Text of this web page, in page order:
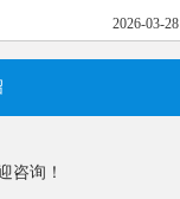
2026-03-28
咨询！